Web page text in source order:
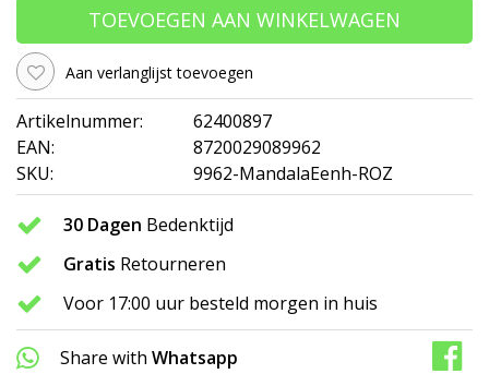
TOEVOEGEN AAN WINKELWAGEN
Aan verlanglijst toevoegen
Artikelnummer:
62400897
EAN:
8720029089962
SKU:
9962-MandalaEenh-ROZ
30 Dagen Bedenktijd
Gratis Retourneren
Voor 17:00 uur besteld morgen in huis
Share with Whatsapp